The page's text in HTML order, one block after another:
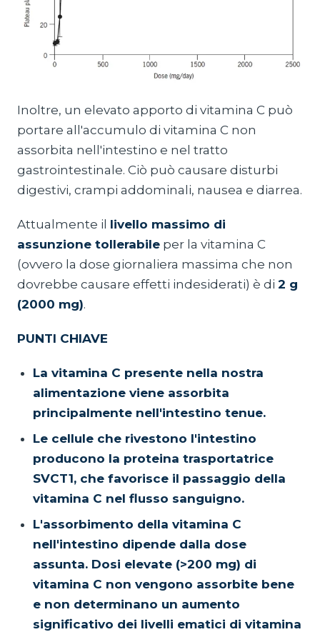
Inoltre, un elevato apporto di vitamina C può
portare all'accumulo di vitamina C non
assorbita nell'intestino e nel tratto
gastrointestinale. Ciò può causare disturbi
digestivi, crampi addominali, nausea e diarrea.
Attualmente il livello massimo di
assunzione tollerabile per la vitamina C
(ovvero la dose giornaliera massima che non
dovrebbe causare effetti indesiderati) è di 2 g
(2000 mg).
PUNTI CHIAVE
La vitamina C presente nella nostra
alimentazione viene assorbita
principalmente nell'intestino tenue.
Le cellule che rivestono l'intestino
producono la proteina trasportatrice
SVCT1, che favorisce il passaggio della
vitamina C nel flusso sanguigno.
L'assorbimento della vitamina C
nell'intestino dipende dalla dose
assunta. Dosi elevate (>200 mg) di
vitamina C non vengono assorbite bene
e non determinano un aumento
significativo dei livelli ematici di vitamina